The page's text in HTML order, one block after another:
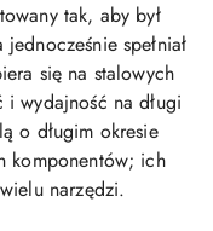
tak, aby był
spełniał
się na stalowych
i wydajność na długi
o długim okresie
komponentów; ich
narzędzi.